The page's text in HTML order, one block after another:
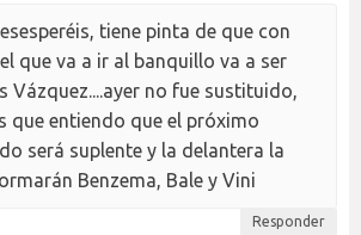
tiene pinta de que con
que va a ir al banquillo va a ser
Vázquez....ayer no fue sustituido,
que entiendo que el próximo
será suplente y la delantera la
Benzema, Bale y Vini
Responder